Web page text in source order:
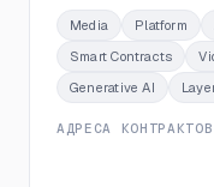
Media Platform
Smart Contracts
Generative AI
АДРЕСА КОНТРАКТОВ